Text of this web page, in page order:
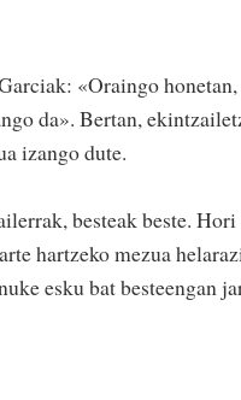
«Oraingo honetan,
da». Bertan,
izango dute.
besteak beste. Hori
hartzeko mezua
esku bat besteengan